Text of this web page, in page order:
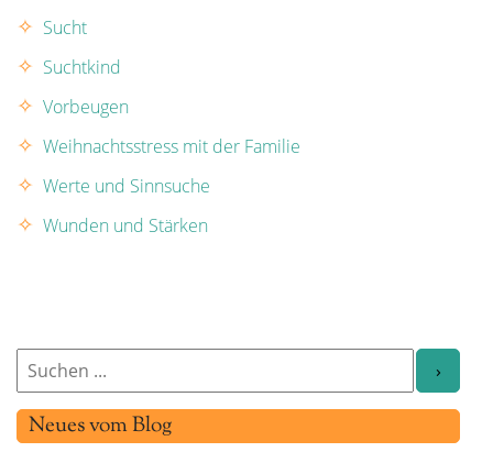
Sucht
Suchtkind
Vorbeugen
Weihnachtsstress mit der Familie
Werte und Sinnsuche
Wunden und Stärken
Neues vom Blog